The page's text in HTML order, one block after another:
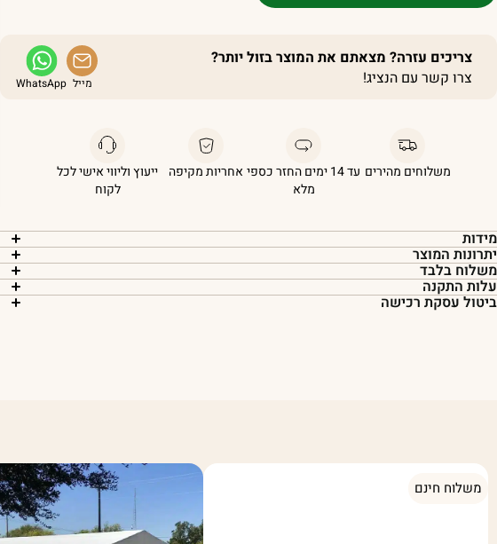
צריכים עזרה? מצאתם את המוצר בזול יותר?
צרו קשר עם הנציג!
מייל WhatsApp
משלוחים מהירים
עד 14 ימים החזר כספי
מלא
אחריות מקיפה
ייעוץ וליווי אישי לכל
לקוח
מידות
יתרונות המוצר
משלוח בלבד
עלות התקנה
ביטול עסקת רכישה
משלוח חינם